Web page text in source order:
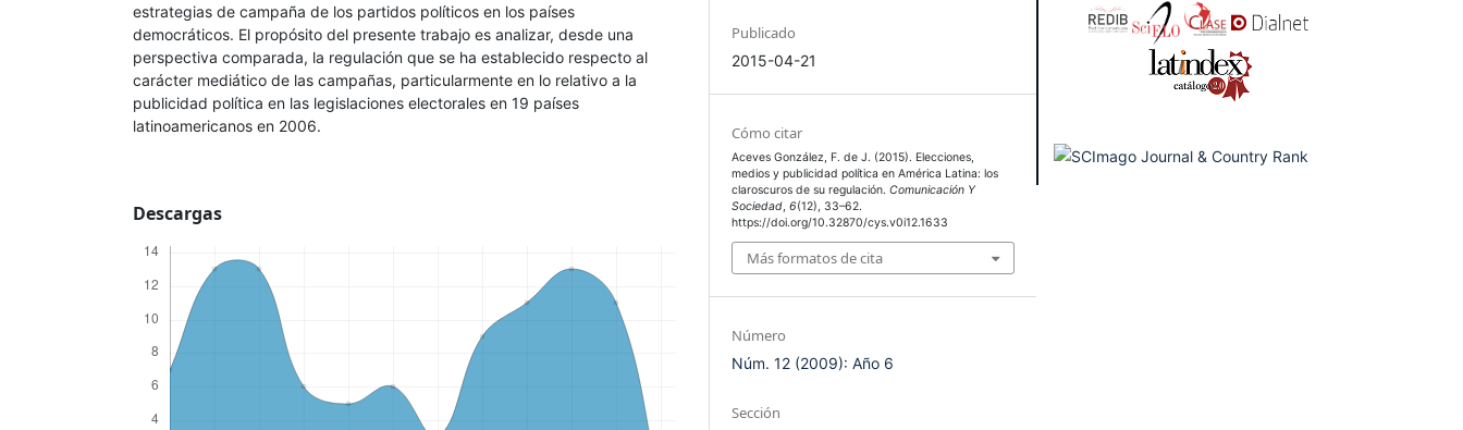
estrategias de campaña de los partidos políticos en los países
democráticos. El propósito del presente trabajo es analizar, desde una
perspectiva comparada, la regulación que se ha establecido respecto al
carácter mediático de las campañas, particularmente en lo relativo a la
publicidad política en las legislaciones electorales en 19 países
latinoamericanos en 2006.
Descargas
Publicado
2015-04-21
Cómo citar
Aceves González, F. de J. (2015). Elecciones,
medios y publicidad política en América Latina: los
claroscuros de su regulación.Comunicación Y
Sociedad,6(12), 33–62.
https://doi.org/10.32870/cys.v0i12.1633
Más formatos de cita
Número
Núm. 12 (2009): Año 6
Sección